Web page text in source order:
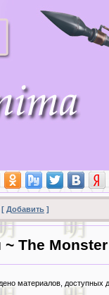
[ Добавить ]
The
материалов, доступных